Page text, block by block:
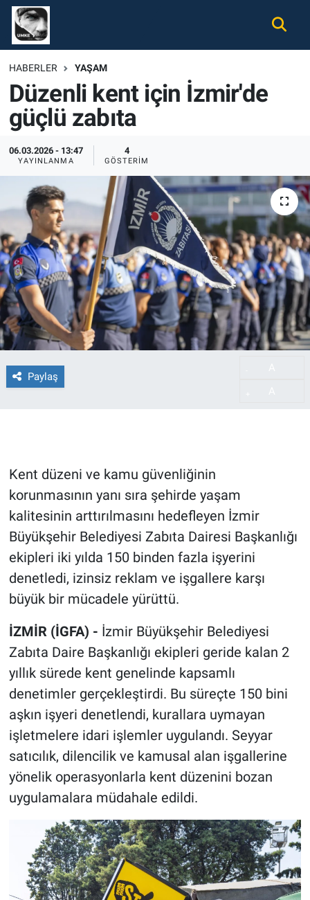
HABERLER YAŞAM
Düzenli kent için İzmir'de
güçlü zabıta
06.03.2026 - 13:47
YAYINLANMA
4
GÖSTERIM
Paylaş
Kent düzeni ve kamu güvenliğinin
korunmasının yanı sıra şehirde yaşam
kalitesinin arttırılmasını hedefleyen İzmir
Büyükşehir Belediyesi Zabıta Dairesi Başkanlığı
ekipleri iki yılda 150 binden fazla işyerini
denetledi, izinsiz reklam ve işgallere karşı
büyük bir mücadele yürüttü.
İZMİR (İGFA) - İzmir Büyükşehir Belediyesi
Zabıta Daire Başkanlığı ekipleri geride kalan 2
yıllık sürede kent genelinde kapsamlı
denetimler gerçekleştirdi. Bu süreçte 150 bini
aşkın işyeri denetlendi, kurallara uymayan
işletmelere idari işlemler uygulandı. Seyyar
satıcılık, dilencilik ve kamusal alan işgallerine
yönelik operasyonlarla kent düzenini bozan
uygulamalara müdahale edildi.
Gündem
Ekonomi
Spor
Magazin
Tüm Haberler
İletişim
Künye
Nöbetçi Eczaneler
Hava Durumu
Namaz Vakitleri
Trafik Durumu
Süper Lig Puan Durumu ve Fikstür
Tüm Manşetler
Son Dakika Haberleri
Haber Arşivi